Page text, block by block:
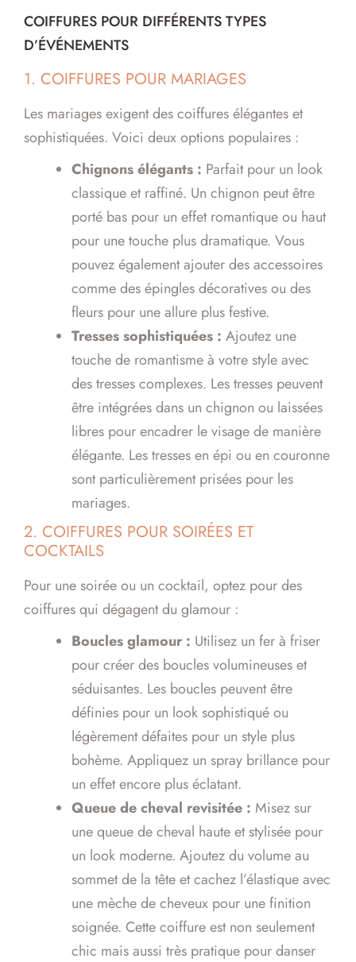
COIFFURES POUR DIFFÉRENTS TYPES
D’ÉVÉNEMENTS
1. COIFFURES POUR MARIAGES
Les mariages exigent des coiffures élégantes et
sophistiquées. Voici deux options populaires :
Chignons élégants : Parfait pour un look
classique et raffiné. Un chignon peut être
porté bas pour un effet romantique ou haut
pour une touche plus dramatique. Vous
pouvez également ajouter des accessoires
comme des épingles décoratives ou des
fleurs pour une allure plus festive.
Tresses sophistiquées : Ajoutez une
touche de romantisme à votre style avec
des tresses complexes. Les tresses peuvent
être intégrées dans un chignon ou laissées
libres pour encadrer le visage de manière
élégante. Les tresses en épi ou en couronne
sont particulièrement prisées pour les
mariages.
2. COIFFURES POUR SOIRÉES ET
COCKTAILS
Pour une soirée ou un cocktail, optez pour des
coiffures qui dégagent du glamour :
Boucles glamour : Utilisez un fer à friser
pour créer des boucles volumineuses et
séduisantes. Les boucles peuvent être
définies pour un look sophistiqué ou
légèrement défaites pour un style plus
bohème. Appliquez un spray brillance pour
un effet encore plus éclatant.
Queue de cheval revisitée : Misez sur
une queue de cheval haute et stylisée pour
un look moderne. Ajoutez du volume au
sommet de la tête et cachez l’élastique avec
une mèche de cheveux pour une finition
soignée. Cette coiffure est non seulement
chic mais aussi très pratique pour danser